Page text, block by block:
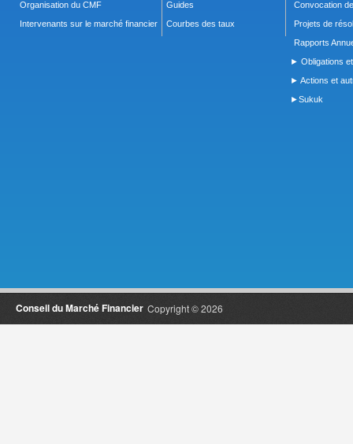
Organisation du CMF
Intervenants sur le marché financier
Guides
Courbes des taux
Convocation
Projets de
Rapports
► Obligations
► Actions et
►Sukuk
Copyright © 2026
Conseil du Marché Financier